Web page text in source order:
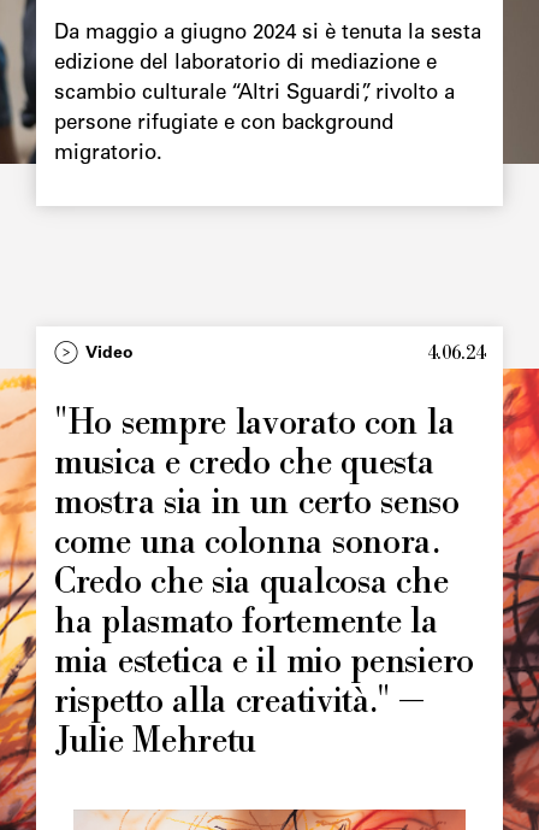
Da maggio a giugno 2024 si è tenuta la sesta
edizione del laboratorio di mediazione e
scambio culturale “Altri Sguardi”, rivolto a
persone rifugiate e con background
migratorio.
TypeVideo 4.06.24
"Ho sempre lavorato con la
musica e credo che questa
mostra sia in un certo senso
come una colonna sonora.
Credo che sia qualcosa che
ha plasmato fortemente la
mia estetica e il mio pensiero
rispetto alla creatività." —
Julie Mehretu
Image
principale